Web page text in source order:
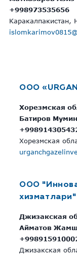
+998973535656
Каракалпакистан,
OOO
Хорезмская
Батиров
Хорезмская
OOO
хизматлари"
Джизакская
Айматов
Джизакская